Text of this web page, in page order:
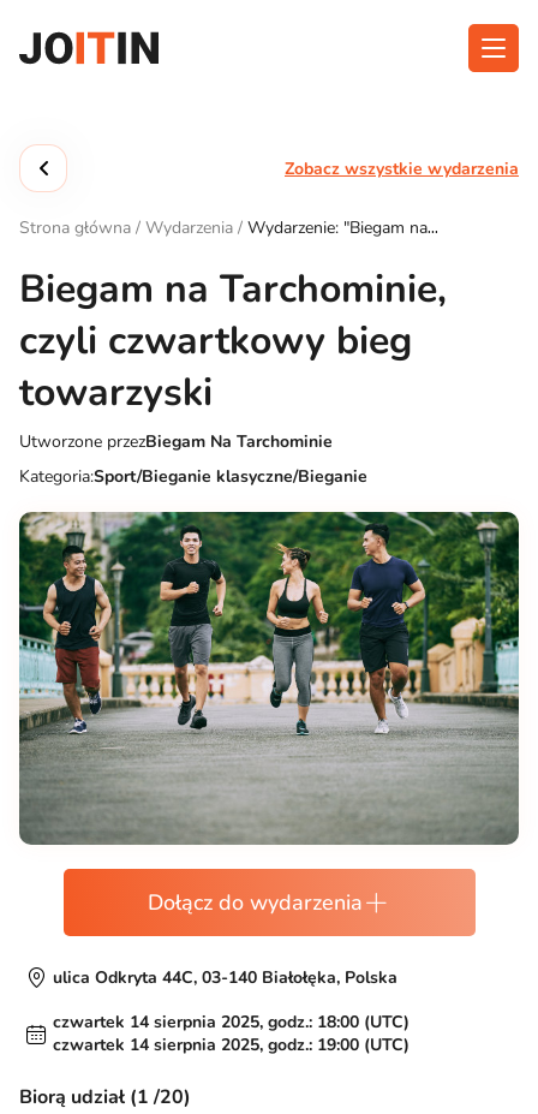
treści
Funkcjonalność
Kontakt
Pobierz aplikację:
Zobacz wszystkie wydarzenia
Strona główna / Wydarzenia / Wydarzenie: "Biegam na
Biegam na Tarchominie,
czyli czwartkowy bieg
towarzyski
Utworzone przezBiegam Na Tarchominie
Kategoria:Sport/Bieganie klasyczne/Bieganie
Dołącz do wydarzenia
ulica Odkryta 44C, 03-140 Białołęka, Polska
czwartek 14 sierpnia 2025, godz.: 18:00 (UTC)
czwartek 14 sierpnia 2025, godz.: 19:00 (UTC)
Biorą udział (1 /20)